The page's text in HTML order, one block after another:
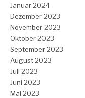
Januar 2024
Dezember 2023
November 2023
Oktober 2023
September 2023
August 2023
Juli 2023
Juni 2023
Mai 2023